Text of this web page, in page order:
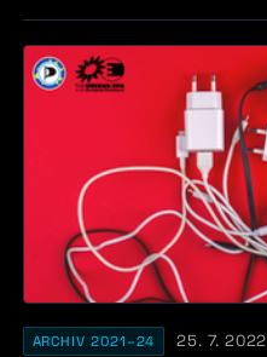
ARCHIV 2021–24 25. 7. 2022